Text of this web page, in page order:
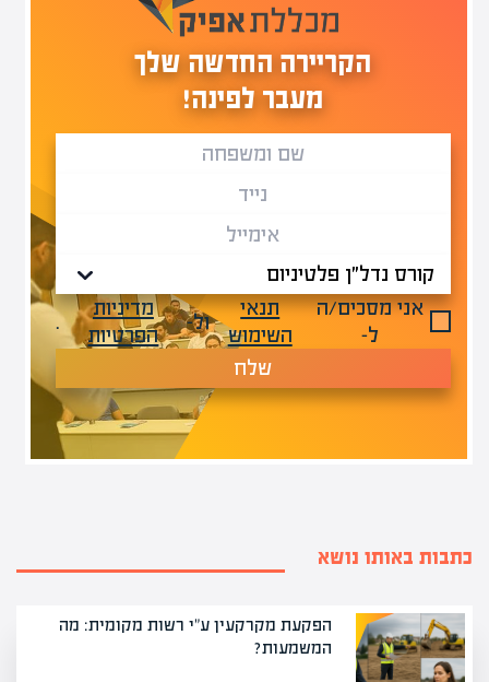
הקריירה החדשה שלך
מעבר לפינה!
אני מסכים/ה
ל-
תנאי
השימוש
ול-
מדיניות
הפרטיות
.
שלח
כתבות באותו נושא
הפקעת מקרקעין ע"י רשות מקומית: מה
המשמעות?